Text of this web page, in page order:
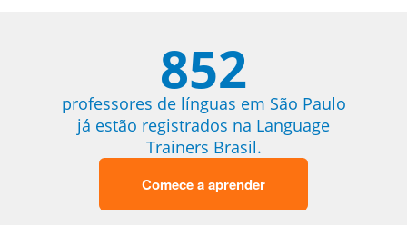
852
professores de línguas em São Paulo
já estão registrados na Language
Trainers Brasil.
Comece a aprender